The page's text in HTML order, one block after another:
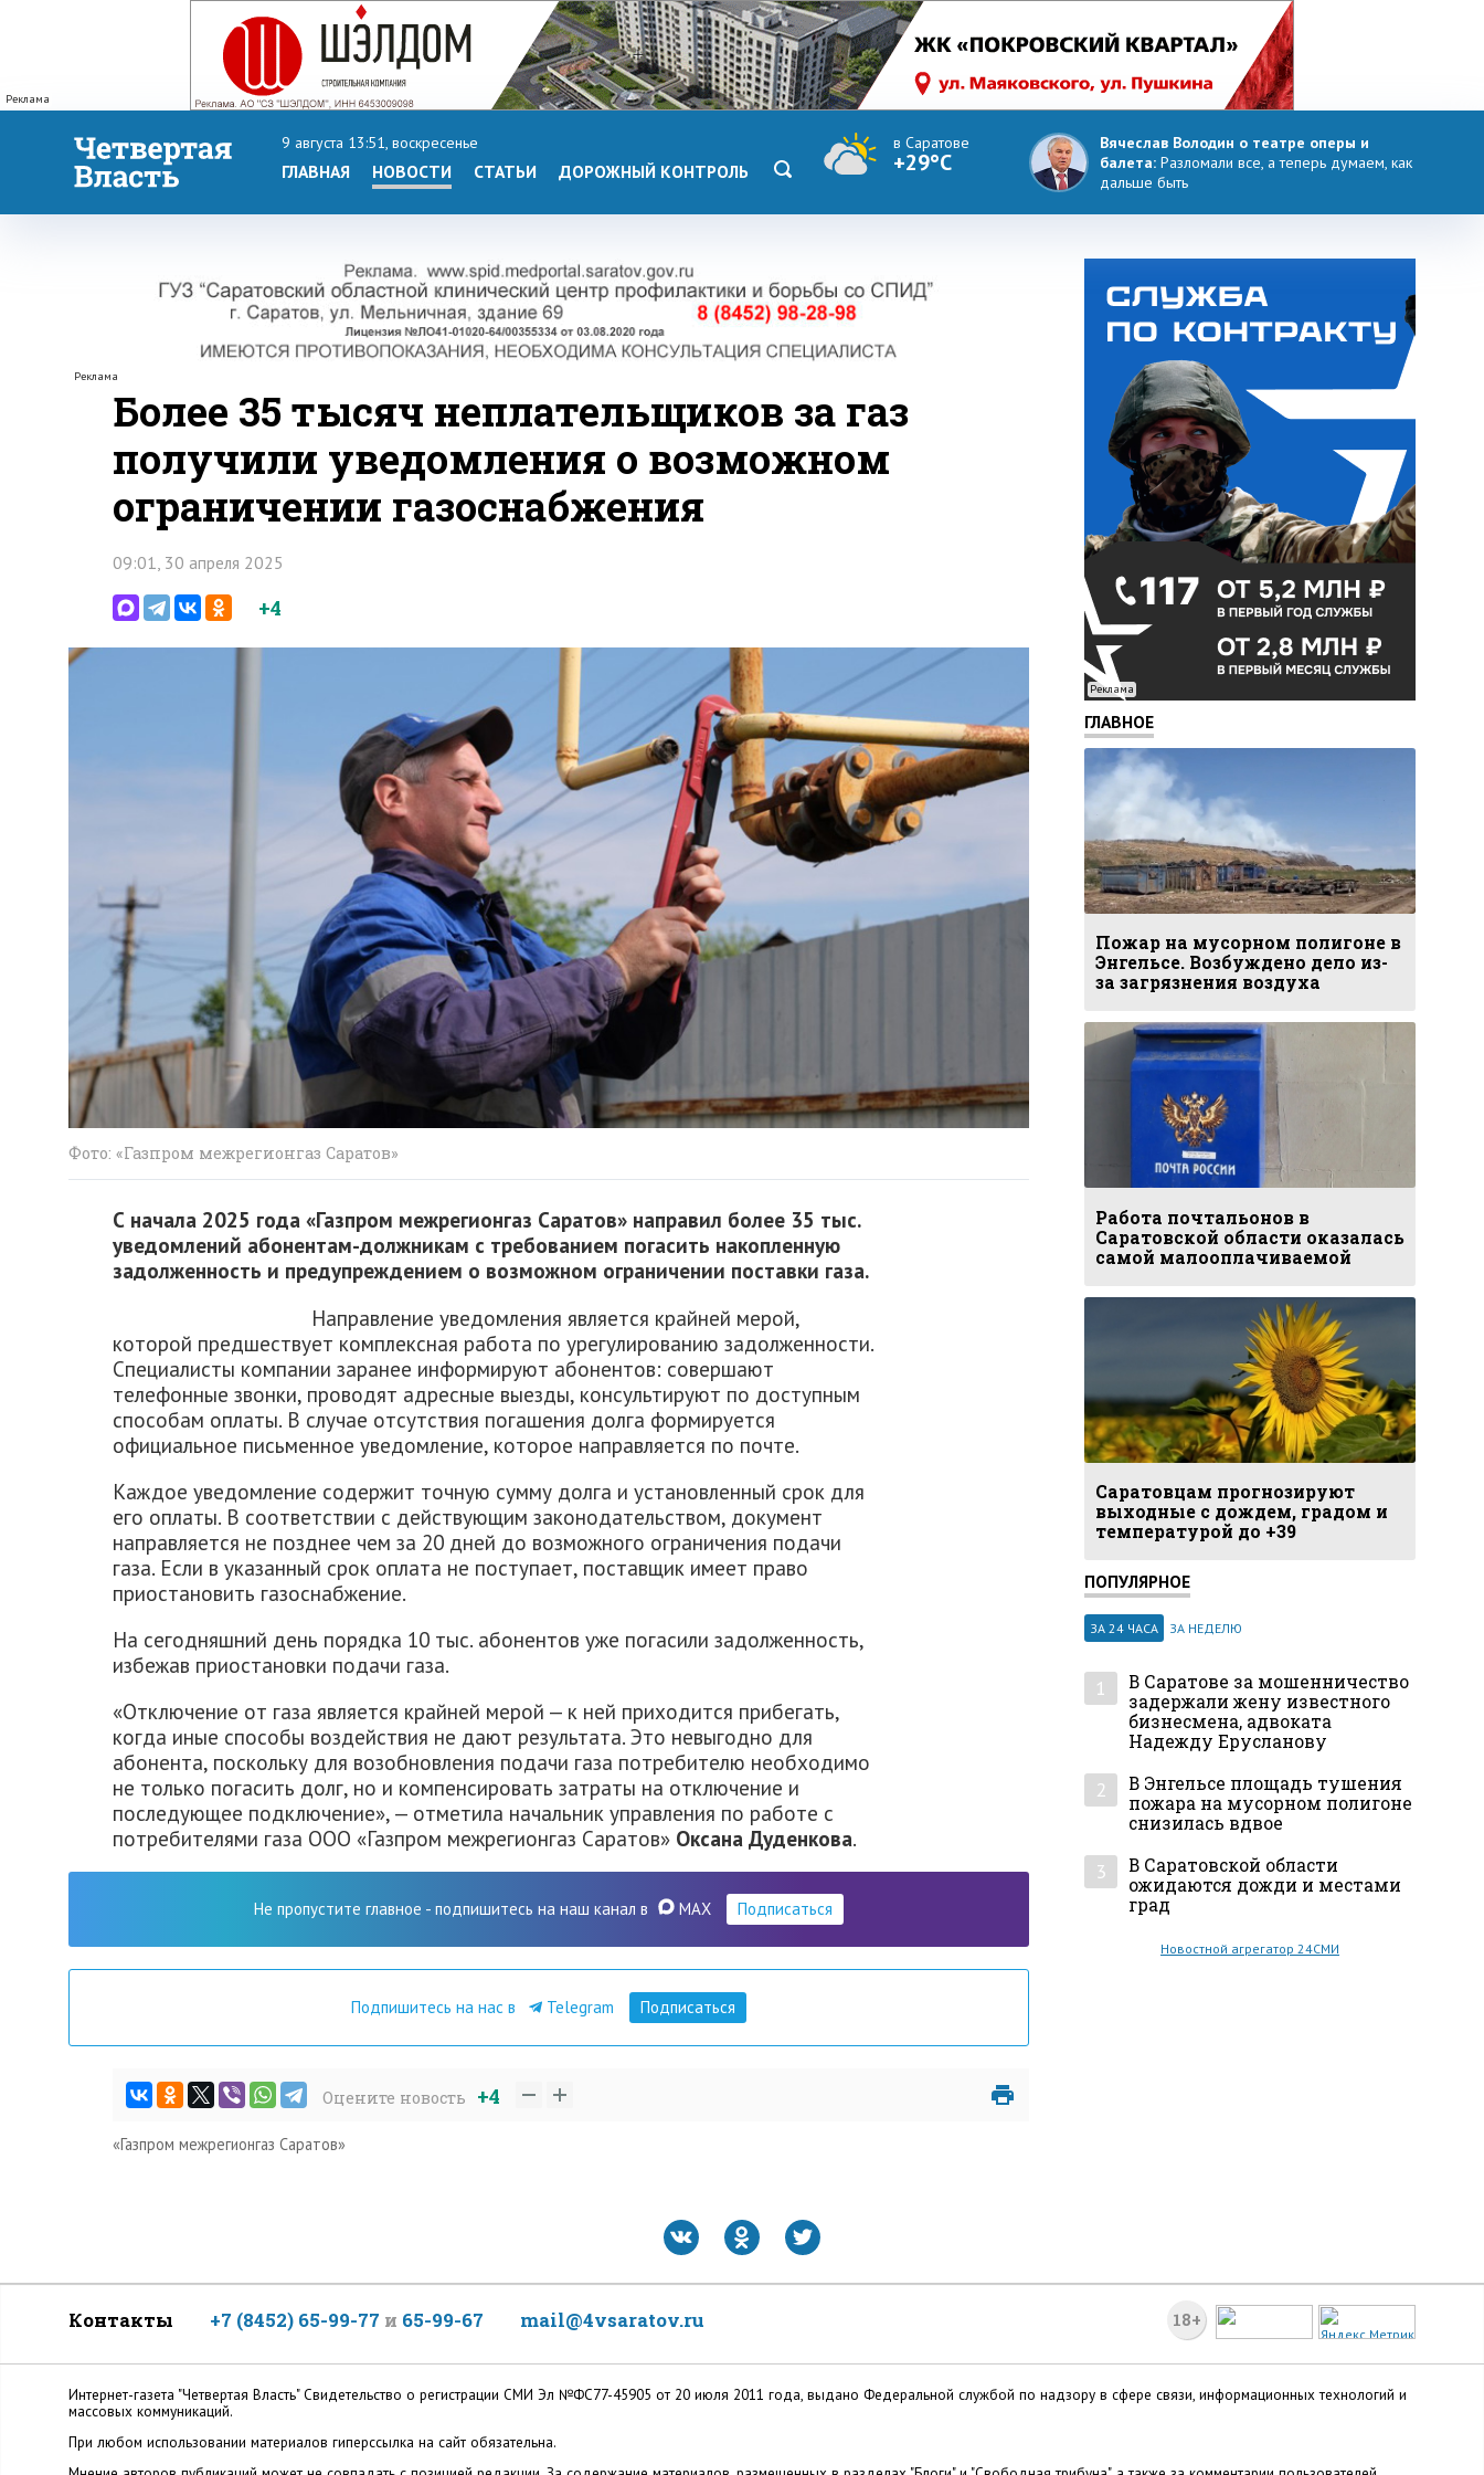
Реклама
9 августа 13:51, воскресенье
ГЛАВНАЯ НОВОСТИ СТАТЬИ ДОРОЖНЫЙ КОНТРОЛЬ
в Саратове
+29°C
Вячеслав Володин о театре оперы и
балета: Разломали все, а теперь думаем, как
дальше быть
Реклама
Более 35 тысяч неплательщиков за газ
получили уведомления о возможном
ограничении газоснабжения
09:01, 30 апреля 2025
+4
Фото: «Газпром межрегионгаз Саратов»
С начала 2025 года «Газпром межрегионгаз Саратов» направил более 35 тыс.
уведомлений абонентам-должникам с требованием погасить накопленную
задолженность и предупреждением о возможном ограничении поставки газа.
Направление уведомления является крайней мерой,
которой предшествует комплексная работа по урегулированию задолженности.
Специалисты компании заранее информируют абонентов: совершают
телефонные звонки, проводят адресные выезды, консультируют по доступным
способам оплаты. В случае отсутствия погашения долга формируется
официальное письменное уведомление, которое направляется по почте.
Каждое уведомление содержит точную сумму долга и установленный срок для
его оплаты. В соответствии с действующим законодательством, документ
направляется не позднее чем за 20 дней до возможного ограничения подачи
газа. Если в указанный срок оплата не поступает, поставщик имеет право
приостановить газоснабжение.
На сегодняшний день порядка 10 тыс. абонентов уже погасили задолженность,
избежав приостановки подачи газа.
«Отключение от газа является крайней мерой — к ней приходится прибегать,
когда иные способы воздействия не дают результата. Это невыгодно для
абонента, поскольку для возобновления подачи газа потребителю необходимо
не только погасить долг, но и компенсировать затраты на отключение и
последующее подключение», — отметила начальник управления по работе с
потребителями газа ООО «Газпром межрегионгаз Саратов» Оксана Дуденкова.
Не пропустите главное - подпишитесь на наш канал в MAX Подписаться
Подпишитесь на нас в Telegram Подписаться
Оцените новость +4
«Газпром межрегионгаз Саратов»
Реклама
ГЛАВНОЕ
Пожар на мусорном полигоне в
Энгельсе. Возбуждено дело из-
за загрязнения воздуха
Работа почтальонов в
Саратовской области оказалась
самой малооплачиваемой
Саратовцам прогнозируют
выходные с дождем, градом и
температурой до +39
ПОПУЛЯРНОЕ
ЗА 24 ЧАСА ЗА НЕДЕЛЮ
1
В Саратове за мошенничество
задержали жену известного
бизнесмена, адвоката
Надежду Ерусланову
2
В Энгельсе площадь тушения
пожара на мусорном полигоне
снизилась вдвое
3
В Саратовской области
ожидаются дожди и местами
град
Новостной агрегатор 24СМИ
18+
Контакты +7 (8452) 65-99-77 и 65-99-67 mail@4vsaratov.ru
Интернет-газета "Четвертая Власть" Cвидетельство о регистрации СМИ Эл №ФС77-45905 от 20 июля 2011 года, выдано Федеральной службой по надзору в сфере связи, информационных технологий и
массовых коммуникаций.
При любом использовании материалов гиперссылка на сайт обязательна.